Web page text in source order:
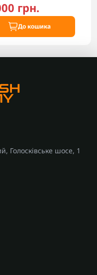
грн.
До кошика
Голосківське шосе, 1